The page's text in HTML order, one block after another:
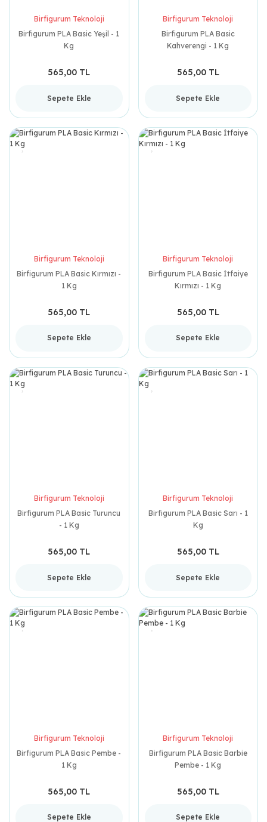
Birfigurum Teknoloji
Birfigurum PLA Basic Yeşil - 1
Kg
565,00 TL
Sepete Ekle
Birfigurum Teknoloji
Birfigurum PLA Basic
Kahverengi - 1 Kg
565,00 TL
Sepete Ekle
Birfigurum Teknoloji
Birfigurum PLA Basic Kırmızı -
1 Kg
565,00 TL
Sepete Ekle
Birfigurum Teknoloji
Birfigurum PLA Basic İtfaiye
Kırmızı - 1 Kg
565,00 TL
Sepete Ekle
Birfigurum Teknoloji
Birfigurum PLA Basic Turuncu
- 1 Kg
565,00 TL
Sepete Ekle
Birfigurum Teknoloji
Birfigurum PLA Basic Sarı - 1
Kg
565,00 TL
Sepete Ekle
Birfigurum Teknoloji
Birfigurum PLA Basic Pembe -
1 Kg
565,00 TL
Sepete Ekle
Birfigurum Teknoloji
Birfigurum PLA Basic Barbie
Pembe - 1 Kg
565,00 TL
Sepete Ekle